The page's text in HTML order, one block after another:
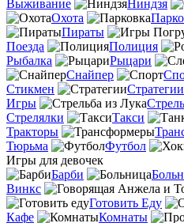
Выживание
Ниндзя
Охота
Пираты
Поезда
Полиция
Рыбалка
Рыцари
Снайпер
Стикмен
Стратегии
Игры
Стрелялки
Такси
Тракторы
Тюрьма
Футбол
Игры для девочек
Барби
Винкс
Готовить Еду
Кафе
Комнаты